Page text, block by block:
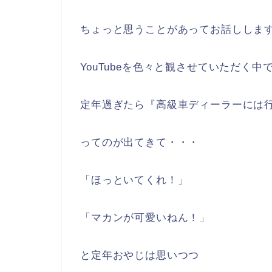
ちょっと思うことがあってお話ししま
YouTubeを色々と観させていただく中
定年過ぎたら『高級車ディーラーには
ってのが出てきて・・・
「ほっといてくれ！」
「マカンが可愛いねん！」
と定年おやじは思いつつ